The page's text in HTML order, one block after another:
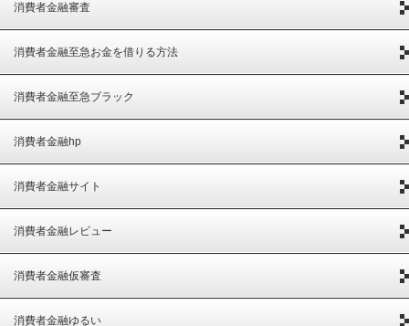
消費者金融審査
消費者金融至急お金を借りる方法
消費者金融至急ブラック
消費者金融hp
消費者金融サイト
消費者金融レビュー
消費者金融仮審査
消費者金融ゆるい